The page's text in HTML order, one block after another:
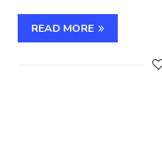
READ MORE